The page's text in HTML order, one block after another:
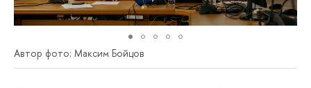
Автор фото: Максим Бойцов